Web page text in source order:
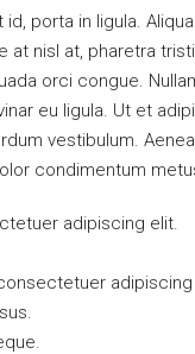
porta in ligula.
at nisl at, pharetra
orci congue.
eu ligula. Ut et
vestibulum.
condimentum
adipiscing elit.
adipiscing